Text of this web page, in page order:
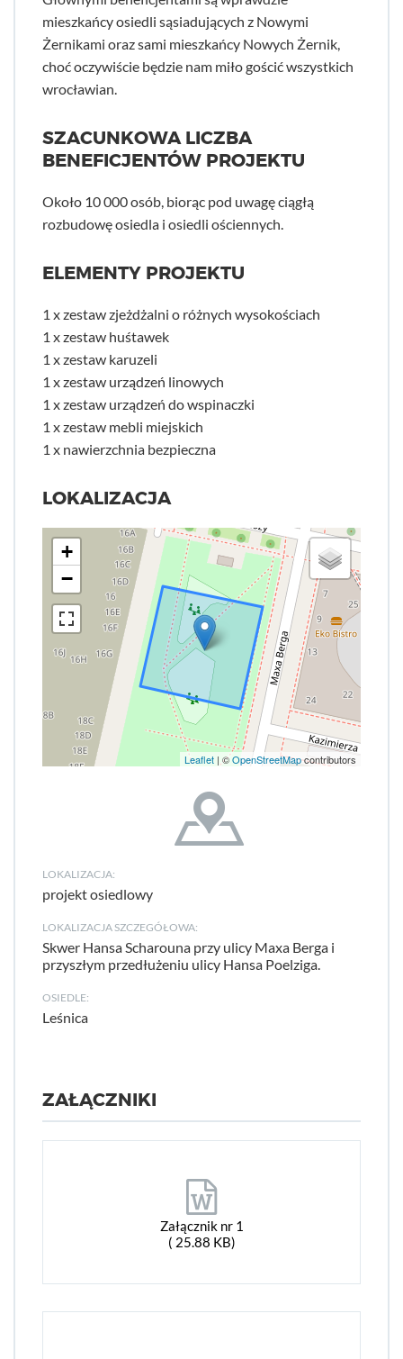
mieszkańcy osiedli sąsiadujących z Nowymi
Żernikami oraz sami mieszkańcy Nowych Żernik,
choć oczywiście będzie nam miło gościć wszystkich
wrocławian.
SZACUNKOWA LICZBA
BENEFICJENTÓW PROJEKTU
Około 10 000 osób, biorąc pod uwagę ciągłą
rozbudowę osiedla i osiedli ościennych.
ELEMENTY PROJEKTU
1 x zestaw zjeżdżalni o różnych wysokościach
1 x zestaw huśtawek
1 x zestaw karuzeli
1 x zestaw urządzeń linowych
1 x zestaw urządzeń do wspinaczki
1 x zestaw mebli miejskich
1 x nawierzchnia bezpieczna
LOKALIZACJA
+
−
Leaflet | ©OpenStreetMapcontributors
LOKALIZACJA:
projekt osiedlowy
LOKALIZACJA SZCZEGÓŁOWA:
Skwer Hansa Scharouna przy ulicy Maxa Berga i
przyszłym przedłużeniu ulicy Hansa Poelziga.
OSIEDLE:
Leśnica
ZAŁĄCZNIKI
Załącznik nr 1
( 25.88 KB)